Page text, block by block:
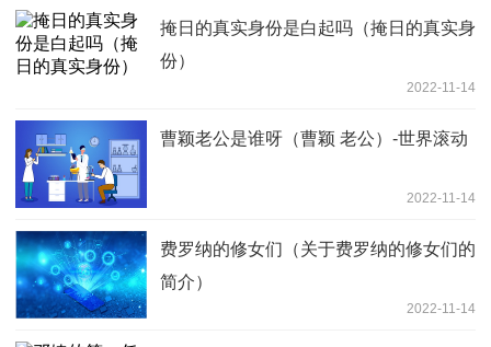
掩日的真实身份是白起吗（掩日的真实身
份）
2022-11-14
曹颖老公是谁呀（曹颖 老公）-世界滚动
2022-11-14
费罗纳的修女们（关于费罗纳的修女们的
简介）
2022-11-14